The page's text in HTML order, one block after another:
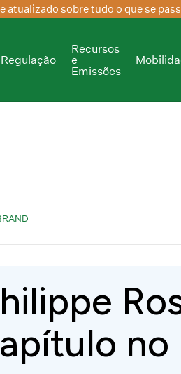
atualizado sobre tudo o que se
Regulação
Recursos
e
Emissões
no